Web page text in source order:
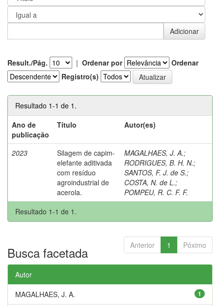
Result./Pág. | Ordenar por
Ordenar
Registro(s)
Resultado 1-1 de 1.
Ano de
publicação
Título Autor(es)
2023
Silagem de capim-
elefante aditivada
com resíduo
agroindustrial de
acerola.
MAGALHAES, J. A.;
RODRIGUES, B. H. N.;
SANTOS, F. J. de S.;
COSTA, N. de L.;
POMPEU, R. C. F. F.
Resultado 1-1 de 1.
Anterior 1 Póximo
Busca facetada
Autor
1
MAGALHAES, J. A.